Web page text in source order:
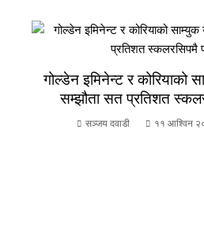
गोल्डेन इमिनेन्ट र कोरियाको
सम्झौता सत प्रतिशत
सञ्जय दवाडी ११ आश्विन